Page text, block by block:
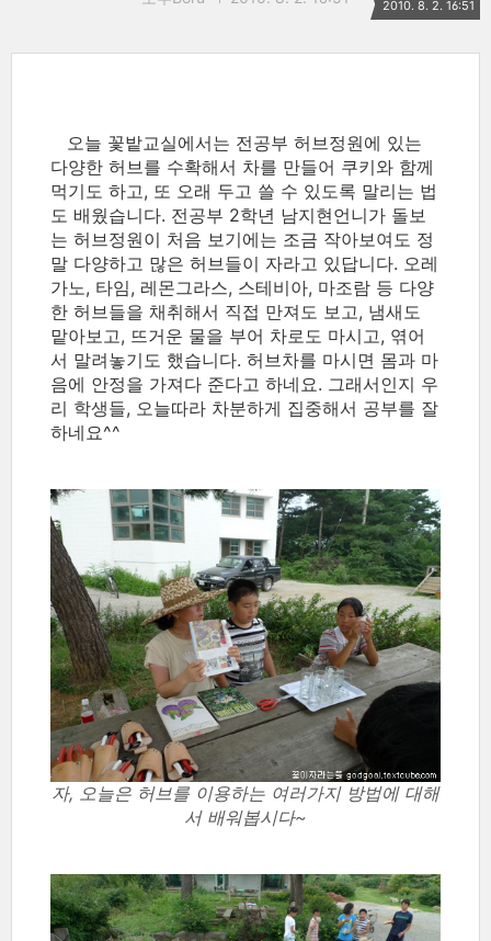
2010. 8. 2. 16:51
오늘 꽃밭교실에서는 전공부 허브정원에 있는
다양한 허브를 수확해서 차를 만들어 쿠키와 함께
먹기도 하고, 또 오래 두고 쓸 수 있도록 말리는 법
도 배웠습니다. 전공부 2학년 남지현언니가 돌보
는 허브정원이 처음 보기에는 조금 작아보여도 정
말 다양하고 많은 허브들이 자라고 있답니다. 오레
가노, 타임, 레몬그라스, 스테비아, 마조람 등 다양
한 허브들을 채취해서 직접 만져도 보고, 냄새도
맡아보고, 뜨거운 물을 부어 차로도 마시고, 엮어
서 말려놓기도 했습니다. 허브차를 마시면 몸과 마
음에 안정을 가져다 준다고 하네요. 그래서인지 우
리 학생들, 오늘따라 차분하게 집중해서 공부를 잘
하네요^^
자, 오늘은 허브를 이용하는 여러가지 방법에 대해
서 배워봅시다~